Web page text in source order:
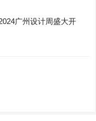
广州设计周盛大开